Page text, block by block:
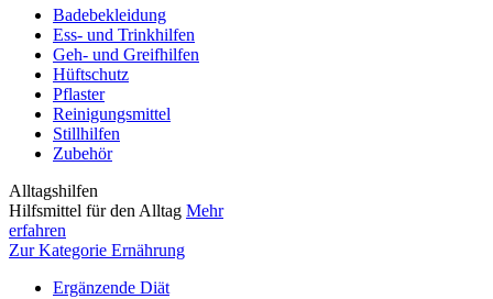
Badebekleidung
Ess- und Trinkhilfen
Geh- und Greifhilfen
Hüftschutz
Pflaster
Reinigungsmittel
Stillhilfen
Zubehör
Alltagshilfen
Hilfsmittel für den Alltag Mehr
erfahren
Zur Kategorie Ernährung
Ergänzende Diät